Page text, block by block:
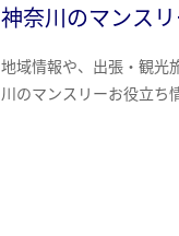
神奈川のマンス
地域情報や、出張・観光
川のマンスリーお役立ち